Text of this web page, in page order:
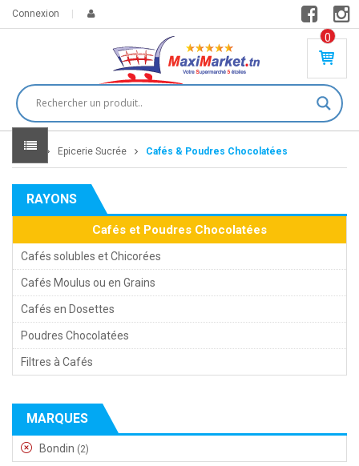
Connexion
0
PR
DU
IT(
S)
DT
Home Epicerie Sucrée Cafés & Poudres Chocolatées
RAYONS
Cafés et Poudres Chocolatées
Cafés solubles et Chicorées
Cafés Moulus ou en Grains
Cafés en Dosettes
Poudres Chocolatées
Filtres à Cafés
MARQUES
Bondin (2)